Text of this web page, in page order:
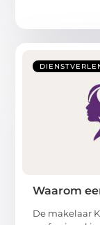
Waarom
De makelaar